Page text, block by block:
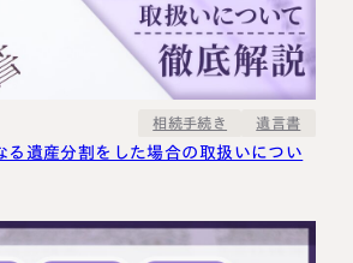
相続手続き 遺言書
る遺産分割をした場合の取扱いについ